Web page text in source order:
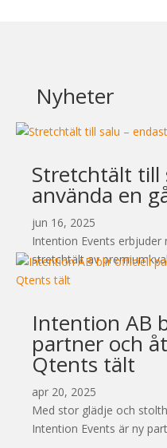
Nyheter
Stretchtält till
använda en
jun 16, 2025
Intention Events erbjuder
stretchtält av
Intention AB
partner och
Qtents tält
apr 20, 2025
Med stor glädje och
Intention Events är ny